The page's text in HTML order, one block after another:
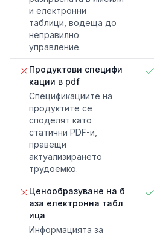
и електронни
таблици, водеща до
неправилно
управление.
Продуктови специфи
кации в pdf
Спецификациите на
продуктите се
споделят като
статични PDF-и,
правещи
актуализирането
трудоемко.
Ценообразуване на б
аза електронна табл
ица
Информацията за